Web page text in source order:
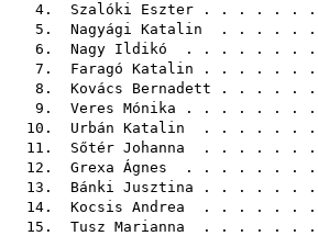
4. Szalóki Eszter . . . . . .
5. Nagyági Katalin . . . . .
6. Nagy Ildikó . . . . . . .
7. Faragó Katalin . . . . . .
8. Kovács Bernadett . . . . .
9. Veres Mónika . . . . . . .
10. Urbán Katalin . . . . . .
11. Sőtér Johanna . . . . . .
12. Grexa Ágnes . . . . . . .
13. Bánki Jusztina . . . . . .
14. Kocsis Andrea . . . . . .
15. Tusz Marianna . . . . . .